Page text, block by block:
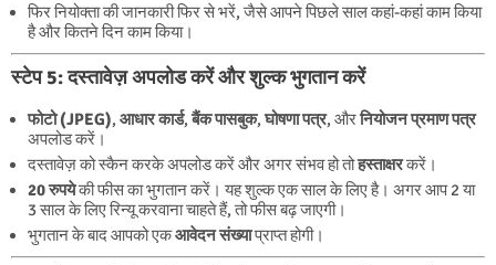
फिर नियोक्ता की जानकारी फिर से भरें, जैसे आपने पिछले साल कहां-कहां काम किया
है और कितने दिन काम किया।
स्टेप 5: दस्तावेज़ अपलोड करें और शुल्क भुगतान करें
फोटो (JPEG), आधार कार्ड,बैंक पासबुक,घोषणा पत्र, औरनियोजन प्रमाण पत्र
अपलोड करें।
दस्तावेज़ को स्कैन करके अपलोड करें और अगर संभव हो तोहस्ताक्षरकरें।
20 रुपयेकी फीस का भुगतान करें। यह शुल्क एक साल के लिए है। अगर आप 2 या
3 साल के लिए रिन्यू करवाना चाहते हैं, तो फीस बढ़ जाएगी।
भुगतान के बाद आपको एकआवेदन संख्याप्राप्त होगी।